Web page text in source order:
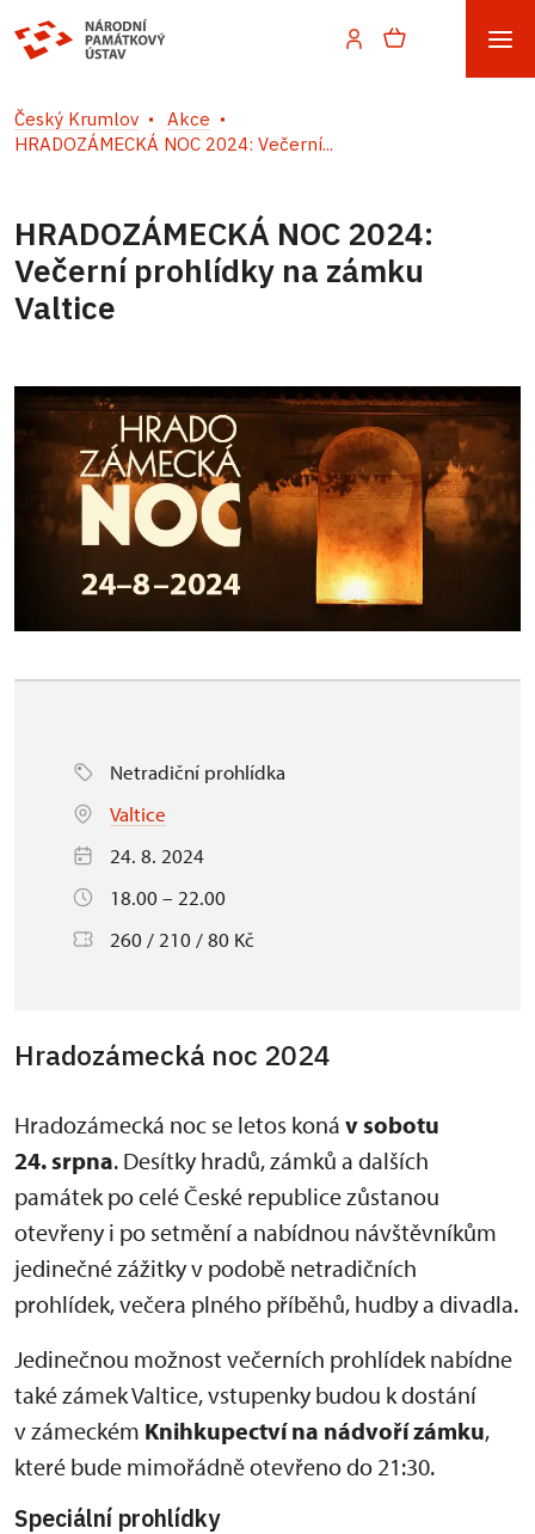
Český Krumlov
Akce
HRADOZÁMECKÁ NOC 2024: Večerní...
HRADOZÁMECKÁ NOC 2024:
Večerní prohlídky na zámku
Valtice
Netradiční prohlídka
Valtice
24. 8. 2024
18.00 – 22.00
260 / 210 / 80 Kč
Hradozámecká noc 2024
Hradozámecká noc se letos koná v sobotu
24. srpna. Desítky hradů, zámků a dalších
památek po celé České republice zůstanou
otevřeny i po setmění a nabídnou návštěvníkům
jedinečné zážitky v podobě netradičních
prohlídek, večera plného příběhů, hudby a divadla.
Jedinečnou možnost večerních prohlídek nabídne
také zámek Valtice, vstupenky budou k dostání
v zámeckém Knihkupectví na nádvoří zámku,
které bude mimořádně otevřeno do 21:30.
Speciální prohlídky